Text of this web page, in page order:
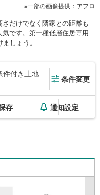
一部の画像提供：アフロ
だけでなく隣家との距離も
です。第一種低層住居専用
しょう。
件付き土地
条件変更
存 通知設定